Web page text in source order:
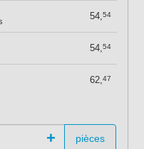
54,54
54,54
62,47
+ pièces